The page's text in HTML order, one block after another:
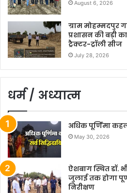
August 6, 2026
ग्राम मोहम्मदपुर
प्रशासन की बड़ी
ट्रैक्टर-ट्रॉली सीज
July 28, 2026
धर्म / अध्यात्म
अधिक पूर्णिमा
May 30, 2026
ऐशबाग स्थित डॉ.
जुलाई तक होगा
निरीक्षण